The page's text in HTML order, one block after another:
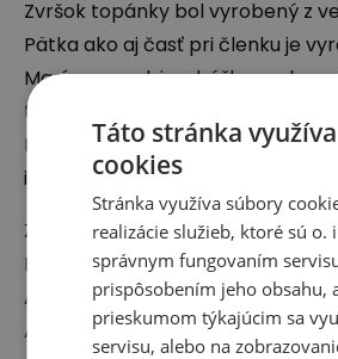
Zvršok topánky bol vyrobený z
Pätka ako aj časť pri členku je
Masívna medzipodrážka
topánky, vďaka čomu zaručuje
Nastaviteľné, šnurované
ideálne prispôsobenie sa k
Zodpovedný subjekt:
New Balance Europe BV
A-Factorij, Pilotenstraat 35 – 45,
Amsterdam, The Netherlands
Táto stránka
cookies
Stránka využíva súbory
realizácie služieb, ktoré sú o.
správnym fungovaním
prispôsobením jeho obsahu,
prieskumom týkajúcim sa
servisu, alebo na